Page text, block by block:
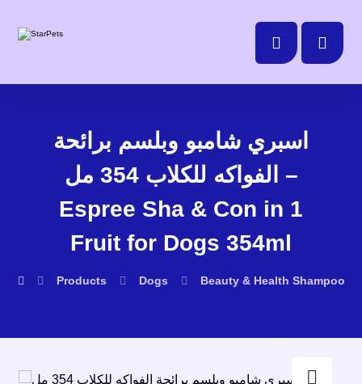
اسبري شامبو وبلسم برائحة
الفواكه للكلاب 354 مل –
Espree Sha & Con in 1
Fruit for Dogs 354ml
Products Dogs Beauty & Health Shampoo &
Enlarge the image